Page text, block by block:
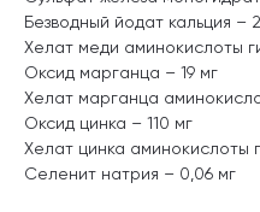
Безводный йодат кальция –
Хелат меди аминокислоты
Оксид марганца – 19 мг
Хелат марганца
Оксид цинка – 110 мг
Хелат цинка аминокислоты
Селенит натрия – 0,06 мг